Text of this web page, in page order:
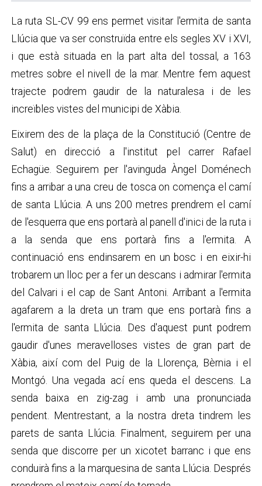
La ruta SL-CV 99 ens permet visitar l'ermita de santa
Llúcia que va ser construïda entre els segles XV i XVI,
i que està situada en la part alta del tossal, a 163
metres sobre el nivell de la mar. Mentre fem aquest
trajecte podrem gaudir de la naturalesa i de les
increïbles vistes del municipi de Xàbia.
Eixirem des de la plaça de la Constitució (Centre de
Salut) en direcció a l'institut pel carrer Rafael
Echagüe. Seguirem per l'avinguda Àngel Doménech
fins a arribar a una creu de tosca on comença el camí
de santa Llúcia. A uns 200 metres prendrem el camí
de l'esquerra que ens portarà al panell d'inici de la ruta i
a la senda que ens portarà fins a l'ermita. A
continuació ens endinsarem en un bosc i en eixir-hi
trobarem un lloc per a fer un descans i admirar l'ermita
del Calvari i el cap de Sant Antoni. Arribant a l'ermita
agafarem a la dreta un tram que ens portarà fins a
l'ermita de santa Llúcia. Des d'aquest punt podrem
gaudir d'unes meravelloses vistes de gran part de
Xàbia, així com del Puig de la Llorença, Bèrnia i el
Montgó. Una vegada ací ens queda el descens. La
senda baixa en zig-zag i amb una pronunciada
pendent. Mentrestant, a la nostra dreta tindrem les
parets de santa Llúcia. Finalment, seguirem per una
senda que discorre per un xicotet barranc i que ens
conduirà fins a la marquesina de santa Llúcia. Després